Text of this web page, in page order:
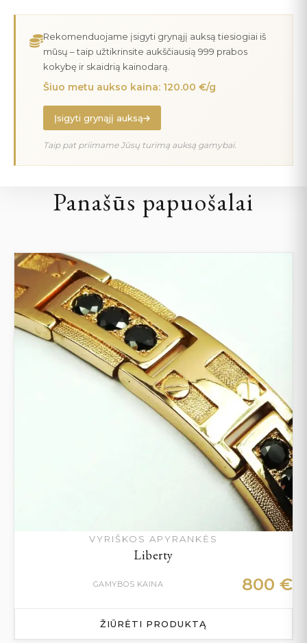
Rekomenduojame įsigyti grynąjį auksą tiesiogiai iš
mūsų – taip užtikrinsite aukščiausią 999 prabos
kokybę ir skaidrią kainodarą.
Šiuo metu aukso kaina: 120.00 €/g
Įsigyti grynąjį auksą
Taip pat priimame Jūsų turimą auksą gamybai.
Panašūs papuošalai
VYRIŠKOS APYRANKĖS
Liberty
GAMYBOS KAINA 800 €
ŽIŪRĖTI PRODUKTĄ